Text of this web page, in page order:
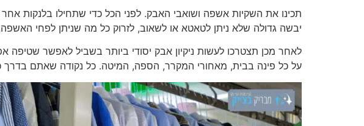
תכינו את השקיות אשפה ושואבי האבק. לפני הכל כדי שתחילו בלנקות
יבשה גדולה שלא ניתן לטאטא או לשאוב, לזרוק כל מה שניתן לפחי
לאחר מכן תצטרכו לעשות ניקיון אבק יסודי ביותר בשביל לאפשר
על כל פינה בבית, מאחורי המקרר, הספה, המיטה. כל נקודה שאתם בדרך